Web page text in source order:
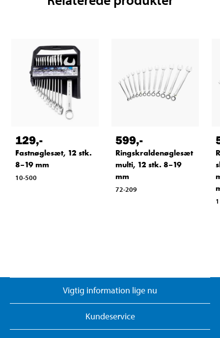
129,-
Fastnøglesæt, 12 stk.
8–19 mm
10-500
599,-
Ringskraldenøglesæt
multi, 12 stk. 8–19
mm
72-209
Vigtig information lige nu
Kundeservice